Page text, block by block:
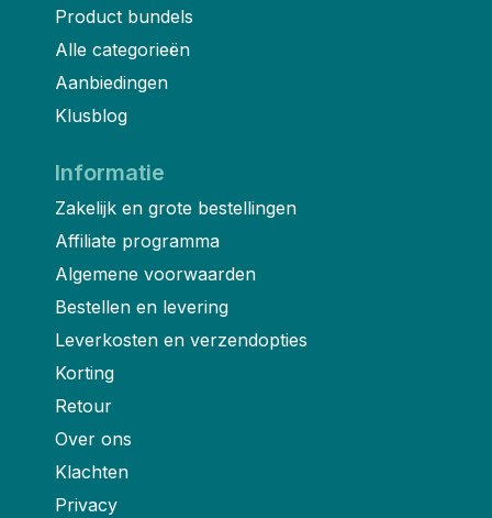
Product bundels
Alle categorieën
Aanbiedingen
Klusblog
Informatie
Zakelijk en grote bestellingen
Affiliate programma
Algemene voorwaarden
Bestellen en levering
Leverkosten en verzendopties
Korting
Retour
Over ons
Klachten
Privacy